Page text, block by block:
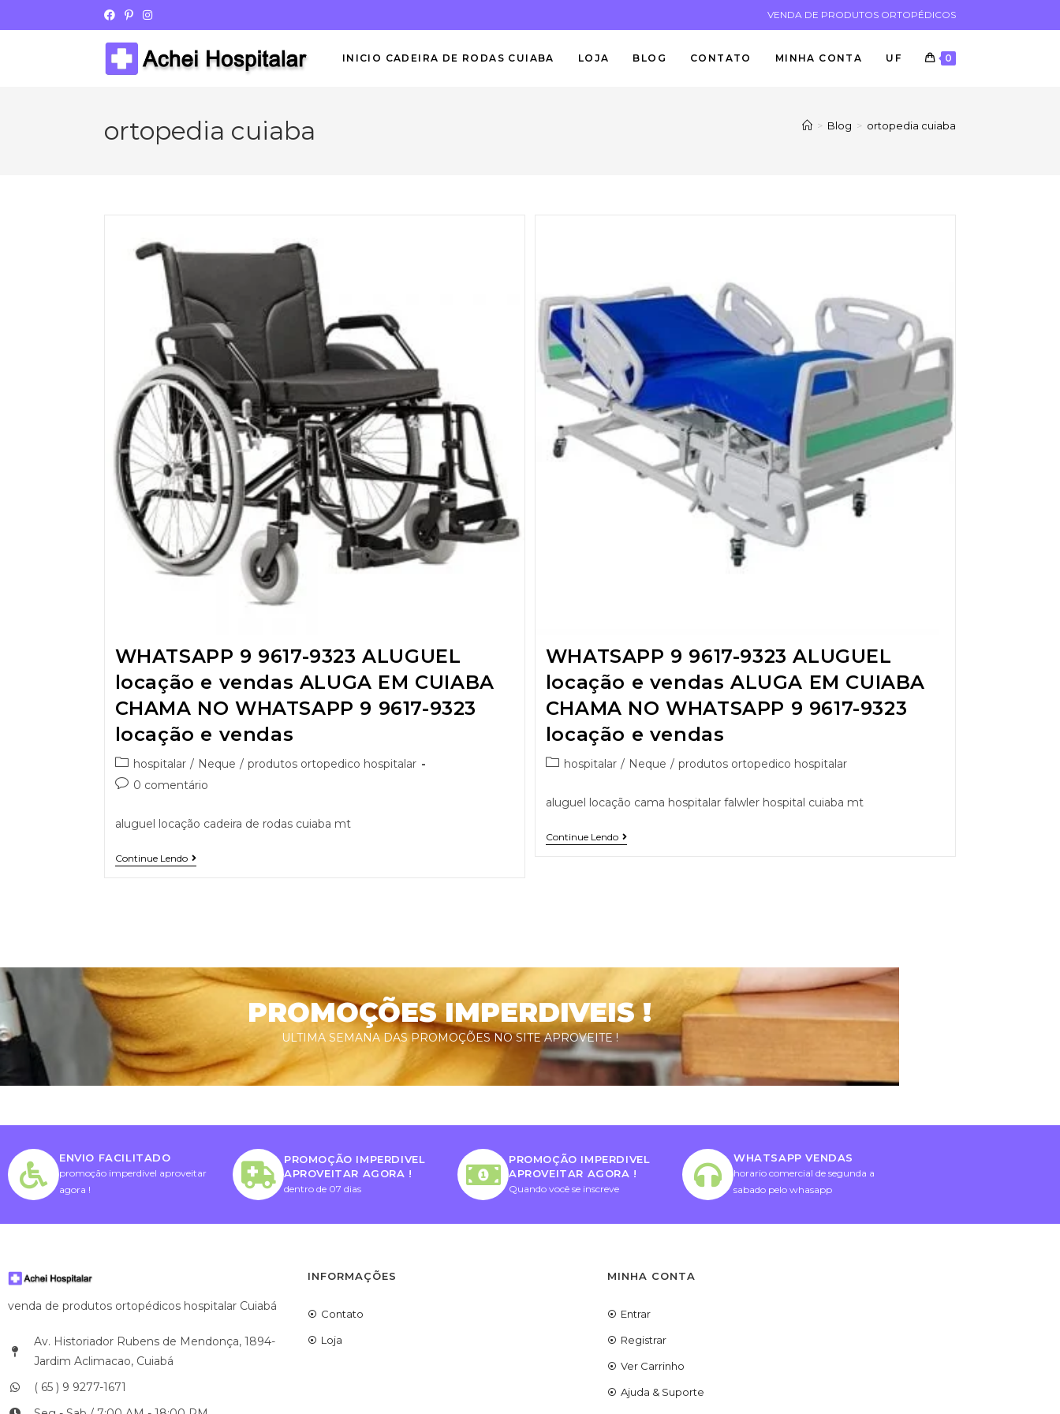
VENDA DE PRODUTOS ORTOPÉDICOS
INICIO CADEIRA DE RODAS CUIABA LOJA BLOG CONTATO MINHA CONTA UF 0
ortopedia cuiaba > Blog > ortopedia cuiaba
WHATSAPP 9 9617-9323 ALUGUEL
locação e vendas ALUGA EM CUIABA
CHAMA NO WHATSAPP 9 9617-9323
locação e vendas
hospitalar / Neque / produtos ortopedico hospitalar
0 comentário
aluguel locação cadeira de rodas cuiaba mt
Continue Lendo
WHATSAPP 9 9617-9323 ALUGUEL
locação e vendas ALUGA EM CUIABA
CHAMA NO WHATSAPP 9 9617-9323
locação e vendas
hospitalar / Neque / produtos ortopedico hospitalar
aluguel locação cama hospitalar falwler hospital cuiaba mt
Continue Lendo
PROMOÇÕES IMPERDIVEIS !
ULTIMA SEMANA DAS PROMOÇÕES NO SITE APROVEITE !
ENVIO FACILITADO
promoção imperdivel aproveitar
agora !
PROMOÇÃO IMPERDIVEL
APROVEITAR AGORA !
dentro de 07 dias
PROMOÇÃO IMPERDIVEL
APROVEITAR AGORA !
Quando você se inscreve
WHATSAPP VENDAS
horario comercial de segunda a
sabado pelo whasapp
venda de produtos ortopédicos hospitalar Cuiabá
Av. Historiador Rubens de Mendonça, 1894-
Jardim Aclimacao, Cuiabá
( 65 ) 9 9277-1671
INFORMAÇÕES
Contato
Loja
MINHA CONTA
Entrar
Registrar
Ver Carrinho
Ajuda & Suporte